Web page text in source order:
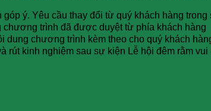
ý. Yêu cầu thay đổi từ quý khách hàng
trình đã được duyệt từ phía khách hàng
dung chương trình kèm theo cho quý khách
rút kinh nghiệm sau sự kiện Lễ hội đêm rằm vui